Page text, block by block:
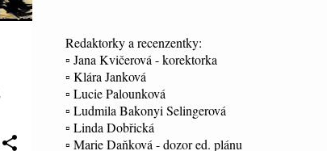
Redaktorky a recenzentky:
▫ Jana Kvičerová - korektorka
▫ Klára Janková
▫ Lucie Palounková
▫ Ludmila Bakonyi Selingerová
▫ Linda Dobřická
▫ Marie Daňková - dozor ed. plánu